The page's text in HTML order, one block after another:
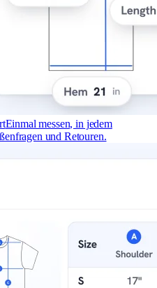
Einmal messen, in jedem
und Retouren.